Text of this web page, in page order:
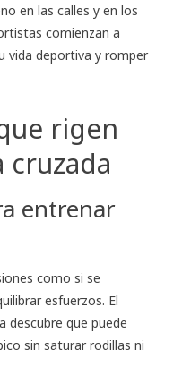
en las calles y en los
comienzan a
vida deportiva y romper
rigen
entrenar
como si se
esfuerzos. El
descubre que puede
sin saturar rodillas ni